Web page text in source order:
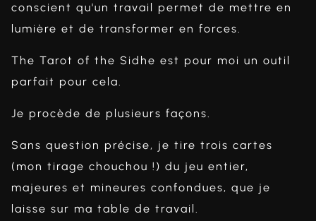
conscient qu'un travail permet de mettre en
lumière et de transformer en forces.
The Tarot of the Sidhe est pour moi un outil
parfait pour cela.
Je procède de plusieurs façons.
Sans question précise, je tire trois cartes
(mon tirage chouchou !) du jeu entier,
majeures et mineures confondues, que je
laisse sur ma table de travail.